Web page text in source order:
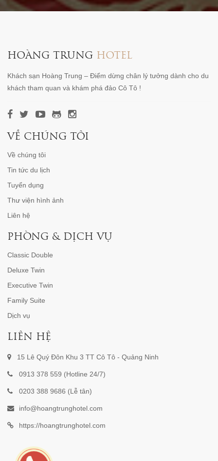
HOÀNG TRUNG HOTEL
Khách sạn Hoàng Trung – Điểm dừng chân lý tưởng dành cho du
khách tham quan và khám phá đảo Cô Tô !
VỀ CHÚNG TÔI
Về chúng tôi
Tin tức du lịch
Tuyển dụng
Thư viện hình ảnh
Liên hệ
PHÒNG & DỊCH VỤ
Classic Double
Deluxe Twin
Executive Twin
Family Suite
Dịch vụ
LIÊN HỆ
15 Lê Quý Đôn Khu 3 TT Cô Tô - Quảng Ninh
0913 378 559 (Hotline 24/7)
0203 388 9686 (Lễ tân)
info@hoangtrunghotel.com
https://hoangtrunghotel.com